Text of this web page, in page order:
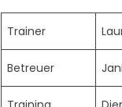
Trainer
Betreuer